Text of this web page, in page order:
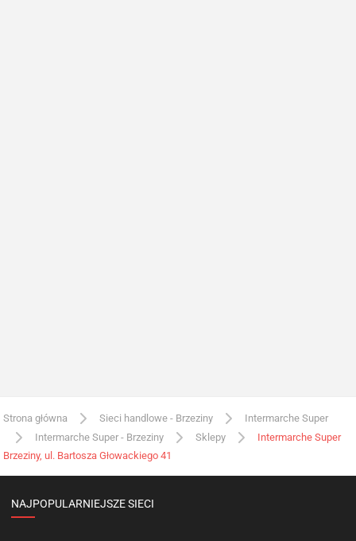
Strona główna Sieci handlowe - Brzeziny
Intermarche Super
Intermarche Super - Brzeziny
Sklepy
Intermarche Super
Brzeziny, ul. Bartosza Głowackiego 41
NAJPOPULARNIEJSZE SIECI